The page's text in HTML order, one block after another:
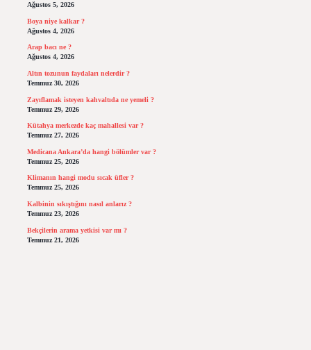
Ağustos 5, 2026
Boya niye kalkar ?
Ağustos 4, 2026
Arap bacı ne ?
Ağustos 4, 2026
Altın tozunun faydaları nelerdir ?
Temmuz 30, 2026
Zayıflamak isteyen kahvaltıda ne yemeli ?
Temmuz 29, 2026
Kütahya merkezde kaç mahallesi var ?
Temmuz 27, 2026
Medicana Ankara’da hangi bölümler var ?
Temmuz 25, 2026
Klimanın hangi modu sıcak üfler ?
Temmuz 25, 2026
Kalbinin sıkıştığını nasıl anlarız ?
Temmuz 23, 2026
Bekçilerin arama yetkisi var mı ?
Temmuz 21, 2026